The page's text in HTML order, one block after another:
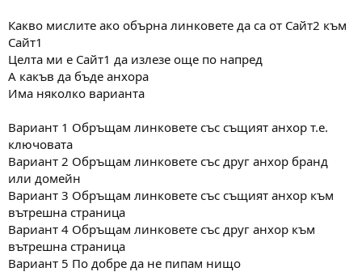
Какво мислите ако обърна линковете да са от Сайт2 към
Сайт1
Целта ми е Сайт1 да излезе още по напред
А какъв да бъде анхора
Има няколко варианта
Вариант 1 Обръщам линковете със същият анхор т.е.
ключовата
Вариант 2 Обръщам линковете със друг анхор бранд
или домейн
Вариант 3 Обръщам линковете със същият анхор към
вътрешна страница
Вариант 4 Обръщам линковете със друг анхор към
вътрешна страница
Вариант 5 По добре да не пипам нищо